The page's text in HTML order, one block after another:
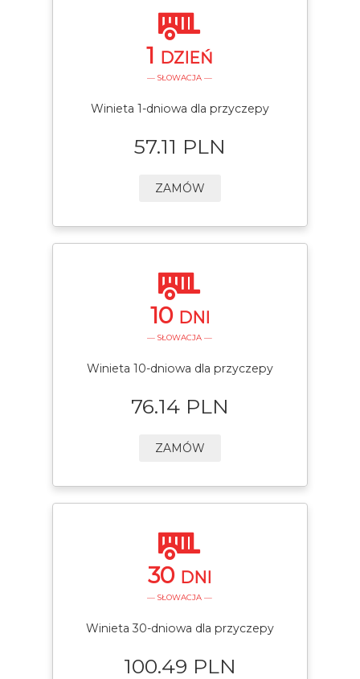
1 DZIEŃ
— SŁOWACJA —
Winieta 1-dniowa dla przyczepy
57.11 PLN
ZAMÓW
10 DNI
— SŁOWACJA —
Winieta 10-dniowa dla przyczepy
76.14 PLN
ZAMÓW
30 DNI
— SŁOWACJA —
Winieta 30-dniowa dla przyczepy
100.49 PLN